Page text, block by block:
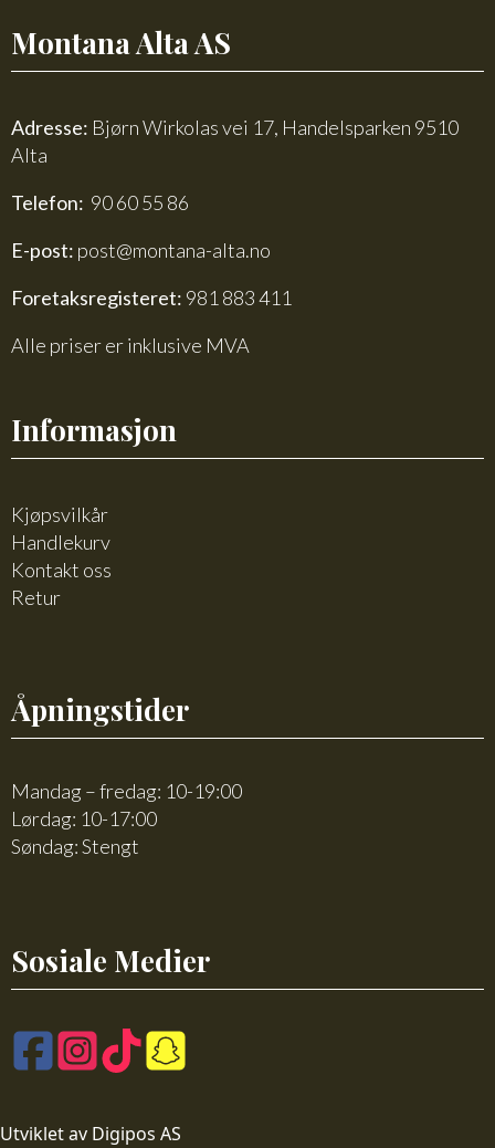
Montana Alta AS
Adresse: Bjørn Wirkolas vei 17, Handelsparken 9510
Alta
Telefon: 90 60 55 86
E-post: post@montana-alta.no
Foretaksregisteret: 981 883 411
Alle priser er inklusive MVA
Informasjon
Kjøpsvilkår
Handlekurv
Kontakt oss
Retur
Åpningstider
Mandag – fredag: 10-19:00
Lørdag: 10-17:00
Søndag: Stengt
Sosiale Medier
Utviklet av Digipos AS